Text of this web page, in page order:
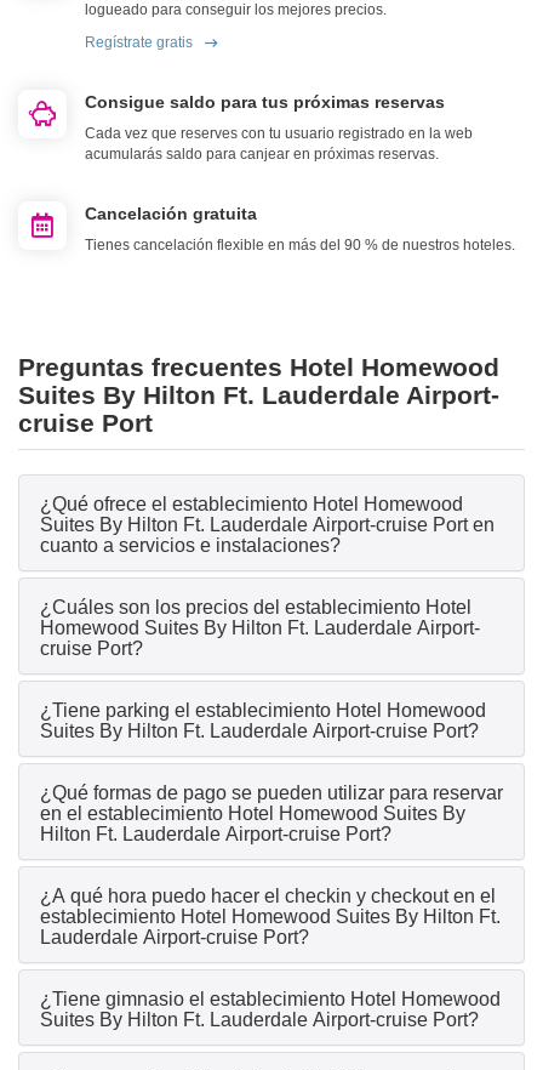
logueado para conseguir los mejores precios.
Regístrate gratis
Consigue saldo para tus próximas reservas
Cada vez que reserves con tu usuario registrado en la web
acumularás saldo para canjear en próximas reservas.
Cancelación gratuita
Tienes cancelación flexible en más del 90 % de nuestros hoteles.
Preguntas frecuentes Hotel Homewood
Suites By Hilton Ft. Lauderdale Airport-
cruise Port
¿Qué ofrece el establecimiento Hotel Homewood
Suites By Hilton Ft. Lauderdale Airport-cruise Port en
cuanto a servicios e instalaciones?
¿Cuáles son los precios del establecimiento Hotel
Homewood Suites By Hilton Ft. Lauderdale Airport-
cruise Port?
¿Tiene parking el establecimiento Hotel Homewood
Suites By Hilton Ft. Lauderdale Airport-cruise Port?
¿Qué formas de pago se pueden utilizar para reservar
en el establecimiento Hotel Homewood Suites By
Hilton Ft. Lauderdale Airport-cruise Port?
¿A qué hora puedo hacer el checkin y checkout en el
establecimiento Hotel Homewood Suites By Hilton Ft.
Lauderdale Airport-cruise Port?
¿Tiene gimnasio el establecimiento Hotel Homewood
Suites By Hilton Ft. Lauderdale Airport-cruise Port?